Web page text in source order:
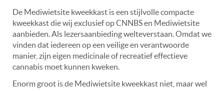
De Mediwietsite kweekkast is een stijlvolle compacte
kweekkast die wij exclusief op CNNBS en Mediwietsite
aanbieden. Als lezersaanbieding welteverstaan. Omdat we
vinden dat iedereen op een veilige en verantwoorde
manier, zijn eigen medicinale of recreatief effectieve
cannabis moet kunnen kweken.
Enorm groot is de Mediwietsite kweekkast niet, maar wel